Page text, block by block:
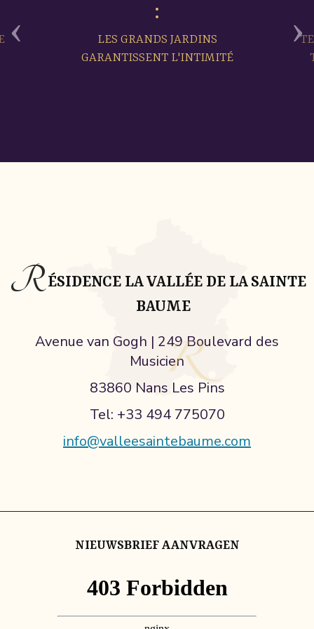
LES GRANDS JARDINS
GARANTISSENT L'INTIMITÉ
‹ ›
RÉSIDENCE LA VALLÉE DE LA SAINTE
BAUME
Avenue van Gogh | 249 Boulevard des
Musicien
83860 Nans Les Pins
Tel: +33 494 775070
info@valleesaintebaume.com
NIEUWSBRIEF AANVRAGEN